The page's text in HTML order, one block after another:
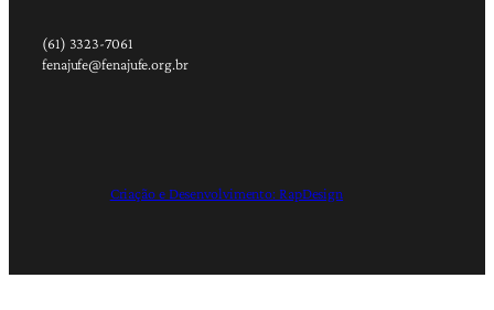
(61) 3323-7061
fenajufe@fenajufe.org.br
Criação e Desenvolvimento: RapDesign